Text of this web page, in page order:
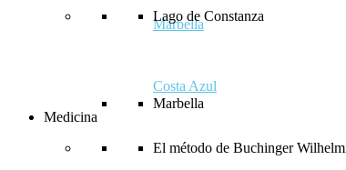
Lago de Constanza
Marbella
Marbella
Costa Azul
Medicina
El método de Buchinger